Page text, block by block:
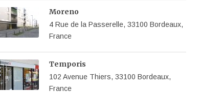
Moreno
4 Rue de la Passerelle, 33100 Bordeaux,
France
Temporis
102 Avenue Thiers, 33100 Bordeaux,
France